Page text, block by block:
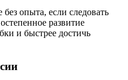
опыта, если следовать
развитие
и быстрее достичь